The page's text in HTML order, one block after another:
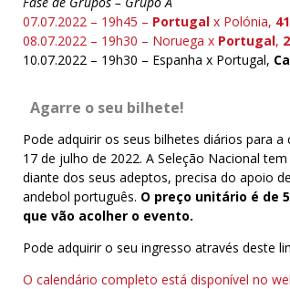
07.07.2022 – 19h45 – Portugalx Polónia, 4
08.07.2022 – 19h30 – Noruega x Portugal,
10.07.2022 – 19h30 – Espanha x Portugal,
Agarre o seu bilhete!
Pode adquirir os seus bilhetes diários para
17 de julho de 2022. A Seleção Nacional
diante dos seus adeptos, precisa do apoio
andebol português. O preço unitário é de
que vão acolher o evento.
Pode adquirir o seu ingresso através deste
O calendário completo está disponível no